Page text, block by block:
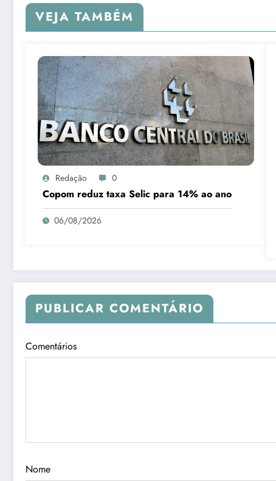
VEJA TAMBÉM
Redação 0
Copom reduz taxa Selic para 14% ao ano
06/08/2026
PUBLICAR COMENTÁRIO
Comentários
Nome